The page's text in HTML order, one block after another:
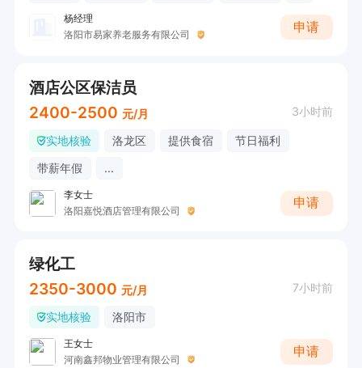
杨经理
洛阳市易家养老服务有限公司
申请
酒店公区保洁员
2400-2500 元/月 3小时前
实地核验 洛龙区 提供食宿
节日福利
带薪年假
...
李女士
洛阳嘉悦酒店管理有限公司
申请
绿化工
2350-3000 元/月 7小时前
实地核验 洛阳市
王女士
河南鑫邦物业管理有限公司
申请